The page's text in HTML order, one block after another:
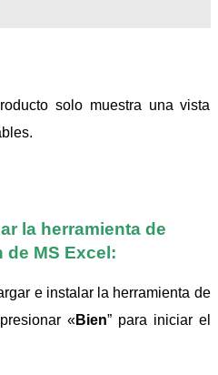
solo muestra una vista
la herramienta de
de MS Excel:
e instalar la herramienta de
«Bien” para iniciar el